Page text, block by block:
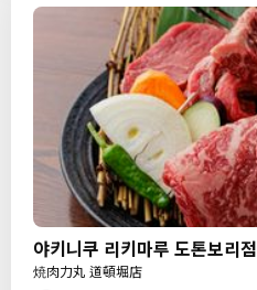
야키니쿠 리키마루 도톤보리점
焼肉力丸 道頓堀店